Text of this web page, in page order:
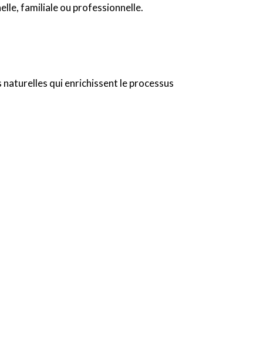
familiale ou professionnelle.
qui enrichissent le processus